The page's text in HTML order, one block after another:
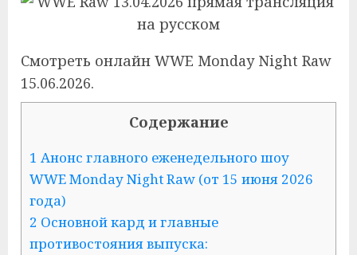
Смотреть онлайн WWE Monday Night Raw
15.06.2026.
Содержание
1 Анонс главного еженедельного шоу
WWE Monday Night Raw (от 15 июня 2026
года)
2 Основной кард и главные
противостояния выпуска: